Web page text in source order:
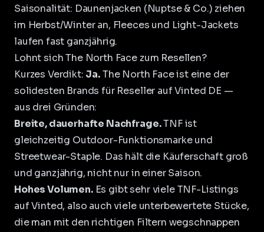
Saisonalität: Daunenjacken (Nuptse & Co.) ziehen
im Herbst/Winter an, Fleeces und Light-Jackets
laufen fast ganzjährig.
Lohnt sich The North Face zum Resellen?
Kurzes Verdikt: Ja.The North Face ist eine der
solidesten Brands für Reseller auf Vinted DE —
aus drei Gründen:
Breite, dauerhafte Nachfrage.TNF ist
gleichzeitig Outdoor-Funktionsmarke und
Streetwear-Staple. Das hält die Käuferschaft groß
und ganzjährig, nicht nur in einer Saison.
Hohes Volumen.Es gibt sehr viele TNF-Listings
auf Vinted, also auch viele unterbewertete Stücke,
die man mit den richtigen Filtern wegschnappen